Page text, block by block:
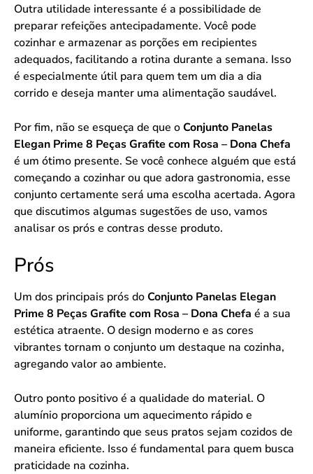
Outra utilidade interessante é a possibilidade de
preparar refeições antecipadamente. Você pode
cozinhar e armazenar as porções em recipientes
adequados, facilitando a rotina durante a semana. Isso
é especialmente útil para quem tem um dia a dia
corrido e deseja manter uma alimentação saudável.
Por fim, não se esqueça de que oConjunto Panelas
Elegan Prime 8 Peças Grafite com Rosa – Dona Chefa
é um ótimo presente. Se você conhece alguém que está
começando a cozinhar ou que adora gastronomia, esse
conjunto certamente será uma escolha acertada. Agora
que discutimos algumas sugestões de uso, vamos
analisar os prós e contras desse produto.
Prós
Um dos principais prós doConjunto Panelas Elegan
Prime 8 Peças Grafite com Rosa – Dona Chefa é a sua
estética atraente. O design moderno e as cores
vibrantes tornam o conjunto um destaque na cozinha,
agregando valor ao ambiente.
Outro ponto positivo é a qualidade do material. O
alumínio proporciona um aquecimento rápido e
uniforme, garantindo que seus pratos sejam cozidos de
maneira eficiente. Isso é fundamental para quem busca
praticidade na cozinha.